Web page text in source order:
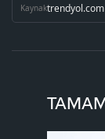
Kaynaktrendyol.com